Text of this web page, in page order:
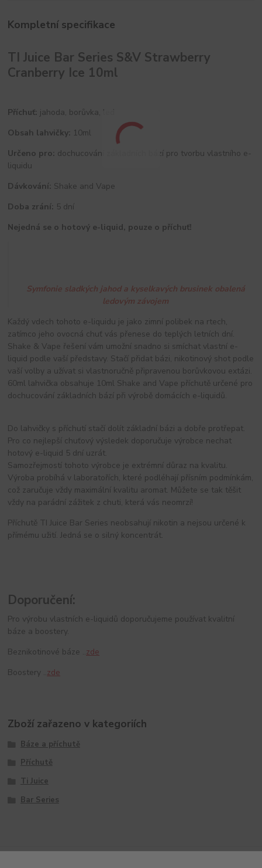
Kompletní specifikace
TI Juice Bar Series S&V Strawberry
Cranberry Ice 10ml
Příchuť: jahoda, borůvka, led
Obsah lahvičky: 10ml
Určeno pro: dochucování základních bází pro tvorbu vlastního e-
liquidu
Dávkování: Shake and Vape
Doba zrání: 5 dní
Nejedná se o hotový e-liquid, pouze o příchuť!
Symfonie sladkých jahod a kyselkavých brusinek obalená
ledovým závojem
Každý vdech tohoto e-liquidu je jako zimní polibek na rtech,
zatímco jeho ovocná chuť vás přenese do teplých letních dní.
Shake & Vape řešení vám umožní snadno si smíchat vlastní e-
liquid podle vaší představy. Stačí přidat bázi, nikotinový shot podle
vaší volby a užívat si vlastnoručně připravenou borůvkovou extázi.
60ml lahvička obsahuje 10ml Shake and Vape příchutě určené pro
dochucování základních bází při výrobě domácích e-liquidů.
Do lahvičky s příchutí stačí dolít základní bázi a dobře protřepat.
Pro co nejlepší chuťový výsledek doporučuje výrobce nechat
hotový e-liquid 5 dní uzrát.
Samozřejmostí tohoto výrobce je extrémní důraz na kvalitu.
Výroba probíhá v laboratořích, které podléhají přísním podmínkám,
což zaručuje vždy maximální kvalitu aromat. Můžete se tak těšit
vždy na parádní zážitek z chuti, která vás neomrzí!
Příchutě TI Juice Bar Series neobsahují nikotin a nejsou určené k
přímému užití. Jedná se o silný koncentrát.
Doporučení:
Pro výrobu vlastních e-liquidů doporučujeme používat kvalitní
báze a boostery.
Beznikotinové báze ..zde
Boostery ..zde
Zboží zařazeno v kategoriích
Báze a příchutě
Příchutě
Ti Juice
Bar Series